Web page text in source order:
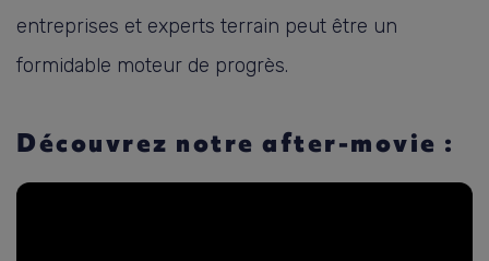
entreprises et experts terrain peut être un
formidable moteur de progrès.
Découvrez notre after-movie :